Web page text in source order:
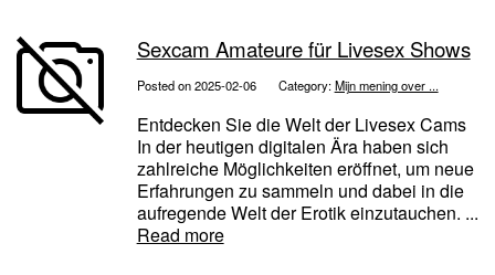
Sexcam Amateure für Livesex Shows
Posted on 2025-02-06 Category:Mijn mening over ...
Entdecken Sie die Welt der Livesex Cams
In der heutigen digitalen Ära haben sich
zahlreiche Möglichkeiten eröffnet, um neue
Erfahrungen zu sammeln und dabei in die
aufregende Welt der Erotik einzutauchen. ...
Read more